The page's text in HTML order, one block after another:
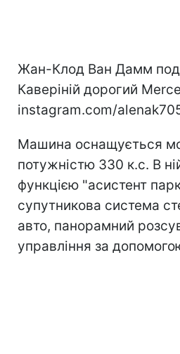
Жан-Клод Ван Дамм
Каверіній дорогий
instagram.com/
Машина оснащується
потужністю 330 к.с. В
функцією "асистент
супутникова система
авто, панорамний
управління за